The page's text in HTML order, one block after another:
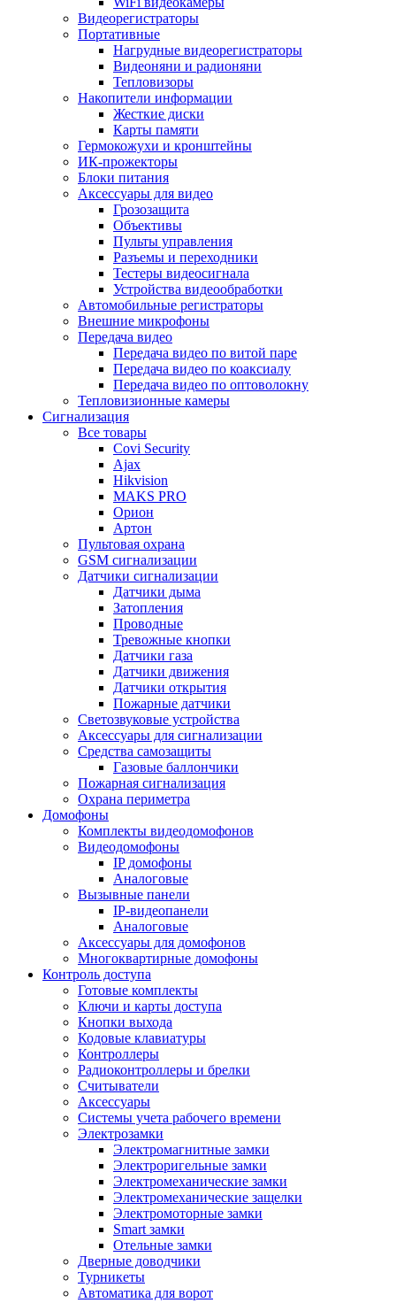
Видеорегистраторы
Портативные
Нагрудные видеорегистраторы
Видеоняни и радионяни
Тепловизоры
Накопители информации
Жесткие диски
Карты памяти
Гермокожухи и кронштейны
ИК-прожекторы
Блоки питания
Аксессуары для видео
Грозозащита
Объективы
Пульты управления
Разъемы и переходники
Тестеры видеосигнала
Устройства видеообработки
Автомобильные регистраторы
Внешние микрофоны
Передача видео
Передача видео по витой паре
Передача видео по коаксиалу
Передача видео по оптоволокну
Тепловизионные камеры
Сигнализация
Все товары
Covi Security
Ajax
Hikvision
MAKS PRO
Орион
Артон
Пультовая охрана
GSM сигнализации
Датчики сигнализации
Датчики дыма
Затопления
Проводные
Тревожные кнопки
Датчики газа
Датчики движения
Датчики открытия
Пожарные датчики
Светозвуковые устройства
Аксессуары для сигнализации
Средства самозащиты
Газовые баллончики
Пожарная сигнализация
Охрана периметра
Домофоны
Комплекты видеодомофонов
Видеодомофоны
IP домофоны
Аналоговые
Вызывные панели
IP-видеопанели
Аналоговые
Аксессуары для домофонов
Многоквартирные домофоны
Контроль доступа
Готовые комплекты
Ключи и карты доступа
Кнопки выхода
Кодовые клавиатуры
Контроллеры
Радиоконтроллеры и брелки
Считыватели
Аксессуары
Системы учета рабочего времени
Электрозамки
Электромагнитные замки
Электроригельные замки
Электромеханические замки
Электромеханические защелки
Электромоторные замки
Smart замки
Отельные замки
Дверные доводчики
Турникеты
Автоматика для ворот